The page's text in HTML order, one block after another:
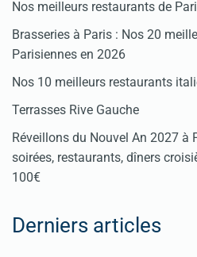
Nos meilleurs restaurants de
Brasseries à Paris : Nos 20
Parisiennes en 2026
Nos 10 meilleurs restaurants
Terrasses Rive Gauche
Réveillons du Nouvel An 2027 à
soirées, restaurants, dîners
100€
Derniers articles